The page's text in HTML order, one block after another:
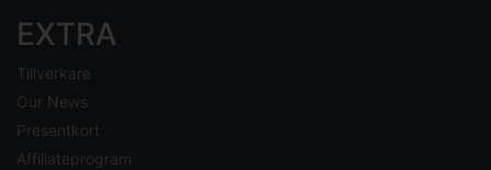
EXTRA
Tillverkare
Our News
Presentkort
Affiliateprogram